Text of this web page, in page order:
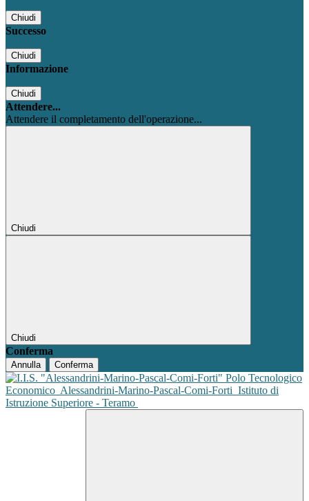
Chiudi
Successo
Chiudi
Informazione
Chiudi
Attendere...
Attendere il completamento dell'operazione...
Chiudi
Chiudi
Conferma
Annulla Conferma
Polo Tecnologico
Economico Alessandrini-Marino-Pascal-Comi-Forti Istituto di
Istruzione Superiore - Teramo